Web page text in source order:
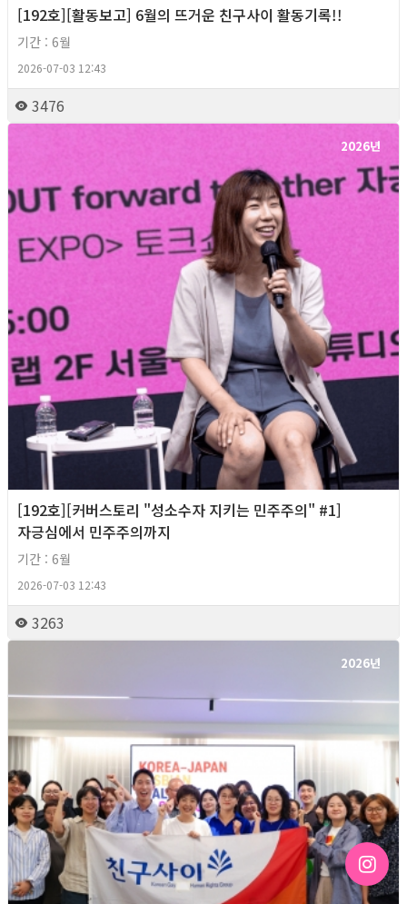
[192호][활동보고] 6월의 뜨거운 친구사이 활동기록!!
기간 : 6월
2026-07-03 12:43
3476
2026년
[192호][커버스토리 "성소수자 지키는 민주주의" #1]
자긍심에서 민주주의까지
기간 : 6월
2026-07-03 12:43
3263
2026년